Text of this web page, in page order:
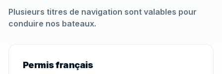
Plusieurs titres de navigation sont valables pour
conduire nos bateaux.
Permis français